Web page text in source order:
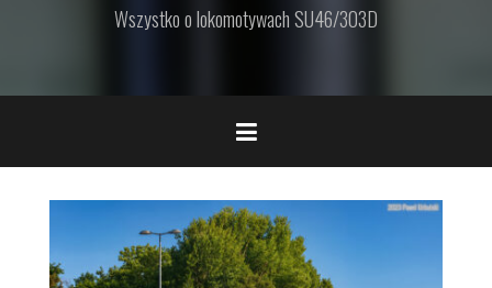
Wszystko o lokomotywach SU46/303D